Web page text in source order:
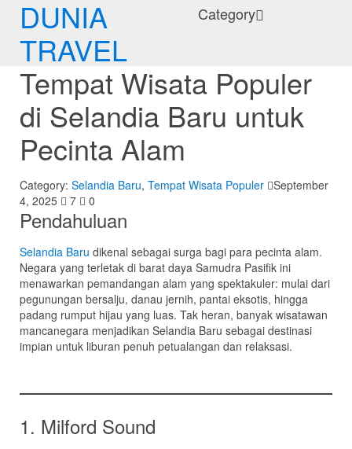
DUNIA
TRAVEL
Category
Tempat Wisata Populer
di Selandia Baru untuk
Pecinta Alam
Category: Selandia Baru, Tempat Wisata Populer September
4, 2025
7 0
Pendahuluan
Selandia Baru dikenal sebagai surga bagi para pecinta alam.
Negara yang terletak di barat daya Samudra Pasifik ini
menawarkan pemandangan alam yang spektakuler: mulai dari
pegunungan bersalju, danau jernih, pantai eksotis, hingga
padang rumput hijau yang luas. Tak heran, banyak wisatawan
mancanegara menjadikan Selandia Baru sebagai destinasi
impian untuk liburan penuh petualangan dan relaksasi.
1. Milford Sound